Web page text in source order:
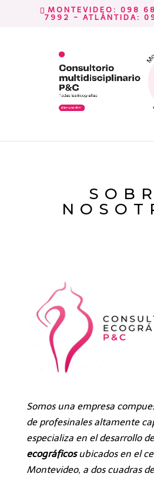
MONTEVIDEO:098
7992
- ATLÁNTIDA:
Somos una empresa
de profesinales altamente
especializa en el desarrollo
ecográficosubicados en el
Montevideo, a dos cuadras